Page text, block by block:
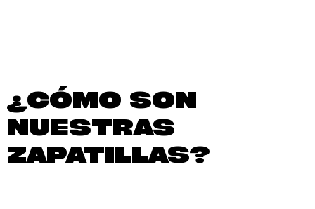
¿CÓMO SON
NUESTRAS
ZAPATILLAS?